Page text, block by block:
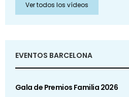
Ver todos los vídeos
EVENTOS BARCELONA
Gala de Premios Familia 2026